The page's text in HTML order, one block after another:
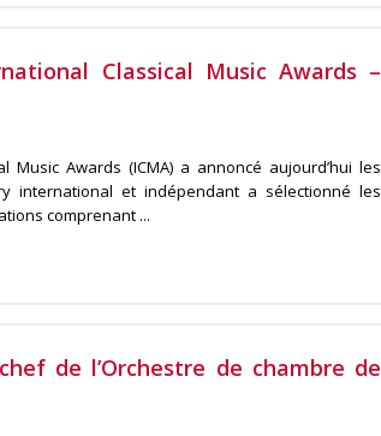
Classical Music Awards –
Music Awards (ICMA) a annoncé aujourd’hui les
international et indépendant a sélectionné les
comprenant ...
de l’Orchestre de chambre de